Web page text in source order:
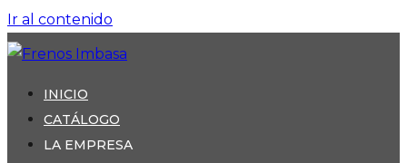
Ir al contenido
INICIO
CATÁLOGO
LA EMPRESA